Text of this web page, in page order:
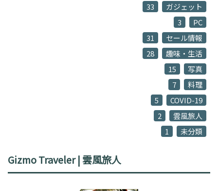
ガジェット
33
PC
3
セール情報
31
趣味・生活
28
写真
15
料理
7
COVID-19
5
雲風旅人
2
未分類
1
Gizmo Traveler | 雲風旅人